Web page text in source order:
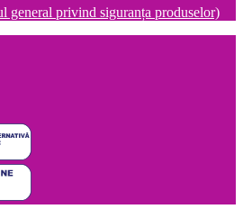
general privind siguranța produselor)